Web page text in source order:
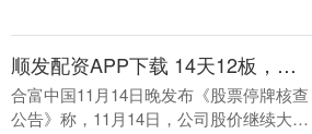
落，拖累股指....
顺发配资APP下载 14天12板，停牌核查！
合富中国11月14日晚发布《股票停牌核查
公告》称，11月14日，公司股价继续大幅